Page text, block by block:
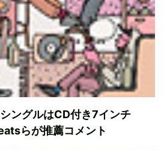
ングルはCD付き7インチ
らが推薦コメント